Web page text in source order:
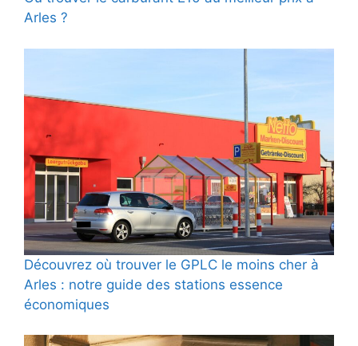
Arles ?
Découvrez où trouver le GPLC le moins cher à
Arles : notre guide des stations essence
économiques